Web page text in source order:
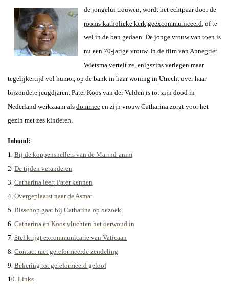
de jongelui trouwen, wordt het echtpaar door de
rooms-katholieke kerk geëxcommuniceerd , of te
wel in de ban gedaan. De jonge vrouw van toen is
nu een 70-jarige vrouw. In de film van Annegriet
Wietsma vertelt ze, enigszins verlegen maar
tegelijkertijd vol humor, op de bank in haar woning in Utrecht over haar
bijzondere jeugdjaren. Pater Koos van der Velden is tot zijn dood in
Nederland werkzaam als dominee en zijn vrouw Catharina zorgt voor het
gezin met zes kinderen.
Inhoud:
1. Bij de koppensnellers van de Marind-anim
2. De tijden veranderen
3. Catharina leert Pater kennen
4. Overgeplaatst naar de Asmat
5. Bisschop gaat bij Catharina op bezoek
6. Catharina en Koos vluchten het oerwoud in
7. Stel krijgt excommunicatie van Vaticaan
8. Contact met gereformeerde zendeling
9. Bekering tot gereformeerd geloof
10. Links